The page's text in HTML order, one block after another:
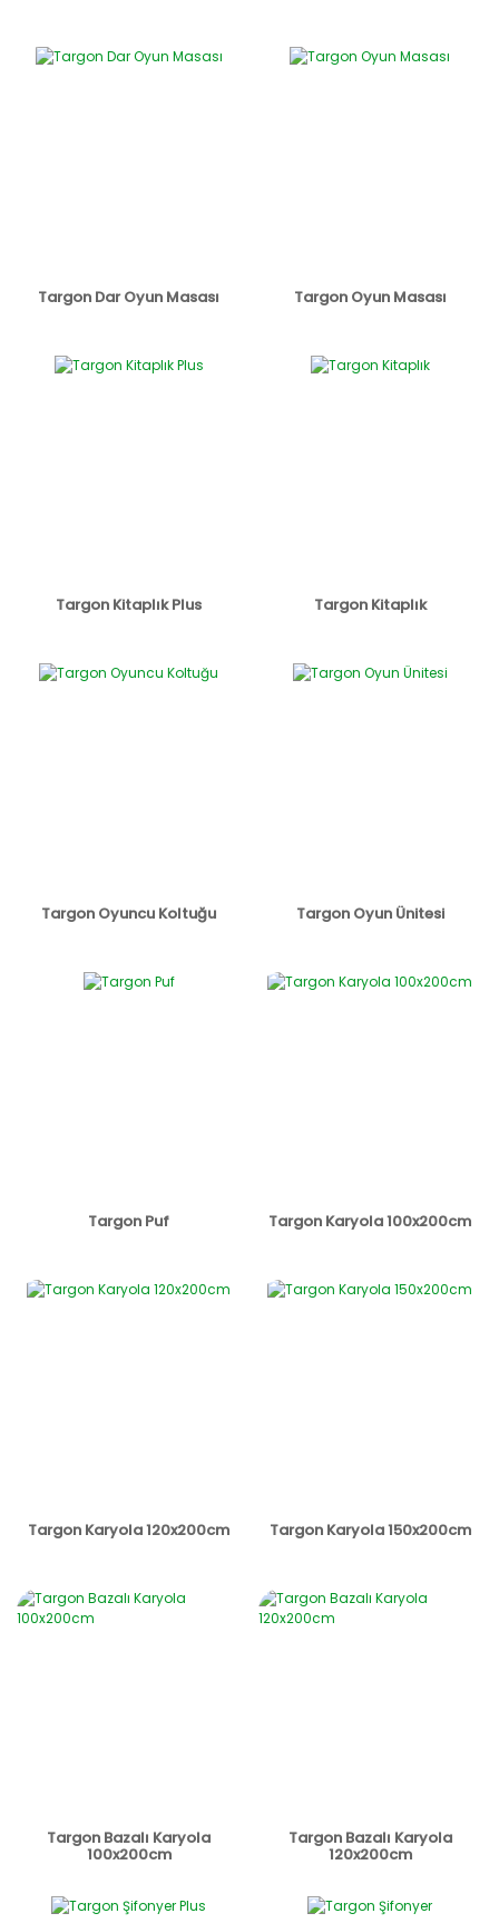
Targon Dar Oyun Masası Targon Oyun Masası
Targon Kitaplık Plus Targon Kitaplık
Targon Oyuncu Koltuğu Targon Oyun Ünitesi
Targon Puf Targon Karyola 100x200cm
Targon Karyola 120x200cm Targon Karyola 150x200cm
Targon Bazalı Karyola
100x200cm
Targon Bazalı Karyola
120x200cm